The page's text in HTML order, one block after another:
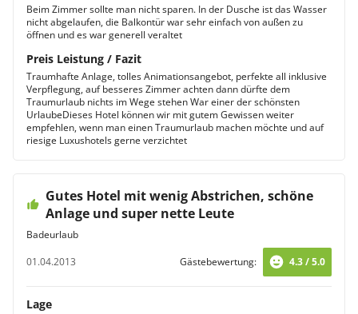
Beim Zimmer sollte man nicht sparen. In der Dusche ist das Wasser
nicht abgelaufen, die Balkontür war sehr einfach von außen zu
öffnen und es war generell veraltet
Preis Leistung / Fazit
Traumhafte Anlage, tolles Animationsangebot, perfekte all inklusive
Verpflegung, auf besseres Zimmer achten dann dürfte dem
Traumurlaub nichts im Wege stehen War einer der schönsten
UrlaubeDieses Hotel können wir mit gutem Gewissen weiter
empfehlen, wenn man einen Traumurlaub machen möchte und auf
riesige Luxushotels gerne verzichtet
Gutes Hotel mit wenig Abstrichen, schöne
Anlage und super nette Leute
Badeurlaub
01.04.2013
Gästebewertung: 4.3 / 5.0
Lage